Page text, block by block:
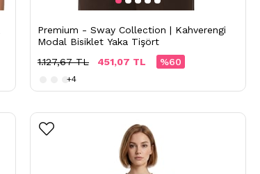
Premium - Sway Collection | Kahverengi
Modal Bisiklet Yaka Tişört
%60
451,07 TL
1.127,67 TL
+4